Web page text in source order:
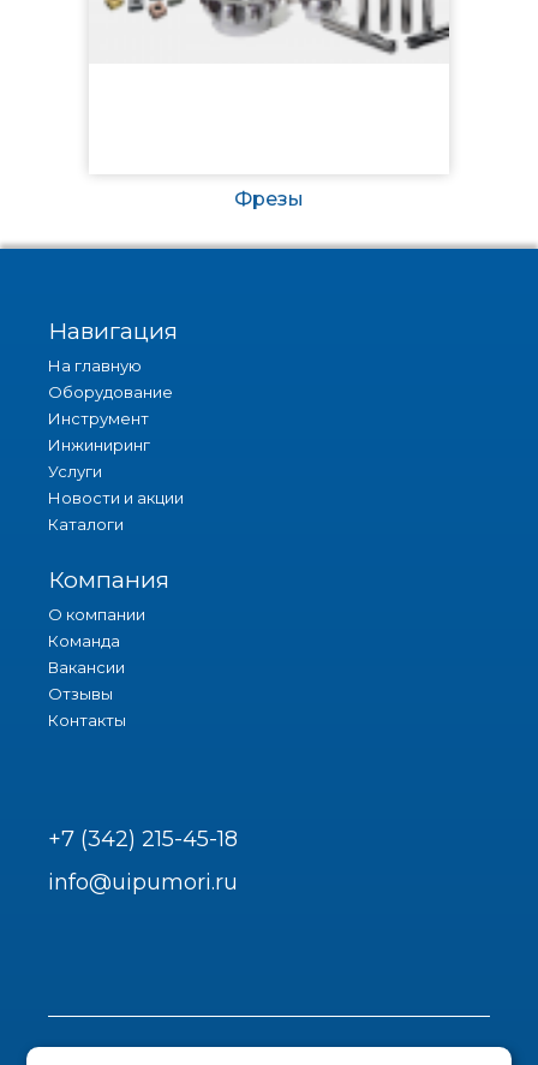
Фрезы
Навигация
На главную
Оборудование
Инструмент
Инжиниринг
Услуги
Новости и акции
Каталоги
Компания
О компании
Команда
Вакансии
Отзывы
Контакты
+7 (342) 215-45-18
info@uipumori.ru